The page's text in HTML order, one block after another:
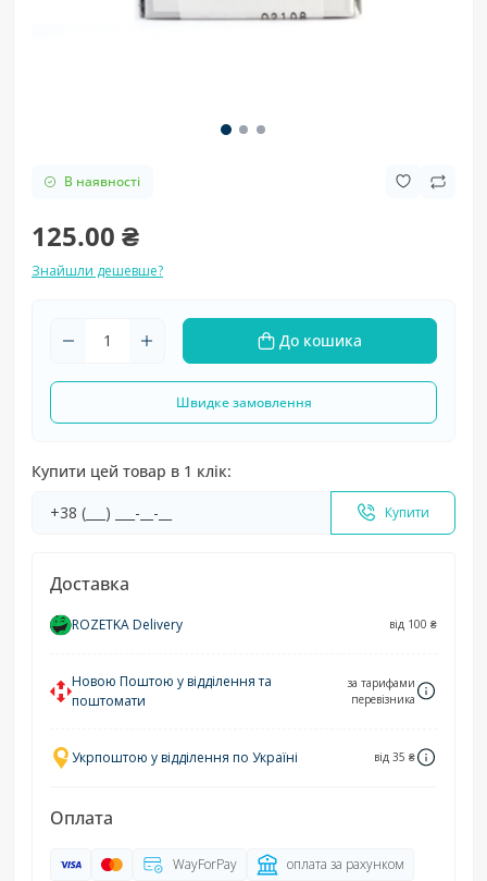
В наявності
125.00 ₴
Знайшли дешевше?
До кошика
Швидке замовлення
Купити цей товар в 1 клік:
Купити
Доставка
ROZETKA Delivery від 100 ₴
Новою Поштою у відділення та
поштомати
за тарифами
перевізника
Укрпоштою у відділення по Україні від 35 ₴
Оплата
WayForPay
оплата за рахунком